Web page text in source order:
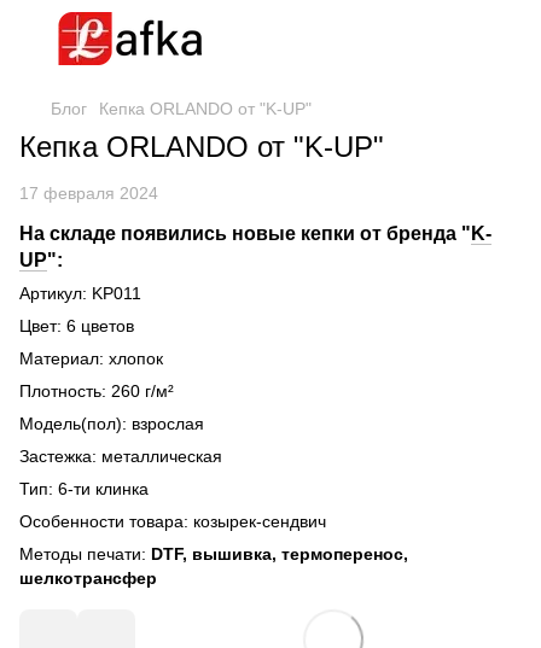
Блог Кепка ORLANDO от "K-UP"
Кепка ORLANDO от "K-UP"
17 февраля 2024
На складе появились новые кепки от бренда "K-
UP":
Артикул: KP011
Цвет: 6 цветов
Материал: хлопок
Плотность: 260 г/м²
Модель(пол): взрослая
Застежка: металлическая
Тип: 6-ти клинка
Особенности товара: козырек-сендвич
Методы печати: DTF, вышивка, термоперенос,
шелкотрансфер